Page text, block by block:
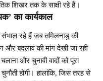
शिखर तक के साक्षी रहे हैं।
का कार्यकाल
रहे हैं जब तमिलनाडु की
और बदलाव की मांग देखी जा रही
और चुनावी वादों को पूरा
होगी। हालांकि, जिस तरह से